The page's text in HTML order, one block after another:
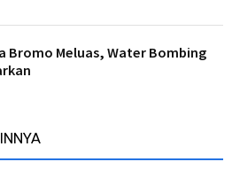
Bromo Meluas, Water Bombing